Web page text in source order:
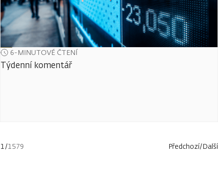
6-MINUTOVÉ ČTENÍ
Týdenní komentář
1/1579 Předchozí/Další